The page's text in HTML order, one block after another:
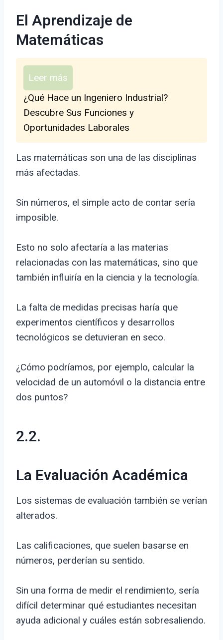
El Aprendizaje de
Matemáticas
Leer más
¿Qué Hace un Ingeniero Industrial?
Descubre Sus Funciones y
Oportunidades Laborales
Las matemáticas son una de las disciplinas
más afectadas.
Sin números, el simple acto de contar sería
imposible.
Esto no solo afectaría a las materias
relacionadas con las matemáticas, sino que
también influiría en la ciencia y la tecnología.
La falta de medidas precisas haría que
experimentos científicos y desarrollos
tecnológicos se detuvieran en seco.
¿Cómo podríamos, por ejemplo, calcular la
velocidad de un automóvil o la distancia entre
dos puntos?
2.2.
La Evaluación Académica
Los sistemas de evaluación también se verían
alterados.
Las calificaciones, que suelen basarse en
números, perderían su sentido.
Sin una forma de medir el rendimiento, sería
difícil determinar qué estudiantes necesitan
ayuda adicional y cuáles están sobresaliendo.